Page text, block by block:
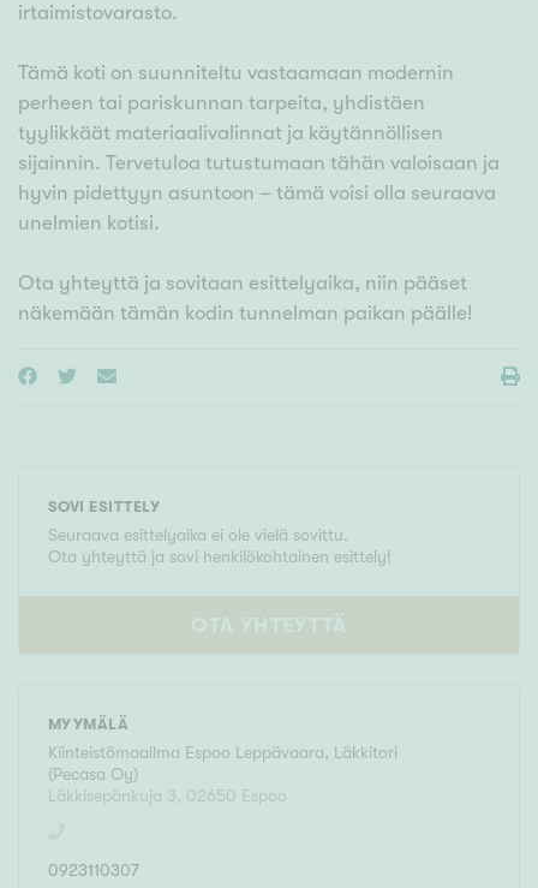
irtaimistovarasto.
Tämä koti on suunniteltu vastaamaan modernin
perheen tai pariskunnan tarpeita, yhdistäen
tyylikkäät materiaalivalinnat ja käytännöllisen
sijainnin. Tervetuloa tutustumaan tähän valoisaan ja
hyvin pidettyyn asuntoon – tämä voisi olla seuraava
unelmien kotisi.
Ota yhteyttä ja sovitaan esittelyaika, niin pääset
näkemään tämän kodin tunnelman paikan päälle!
SOVI ESITTELY
Seuraava esittelyaika ei ole vielä sovittu.
Ota yhteyttä ja sovi henkilökohtainen esittely!
OTA YHTEYTTÄ
MYYMÄLÄ
Kiinteistömaailma Espoo Leppävaara, Läkkitori
(Pecasa Oy)
Läkkisepänkuja 3, 02650 Espoo
0923110307